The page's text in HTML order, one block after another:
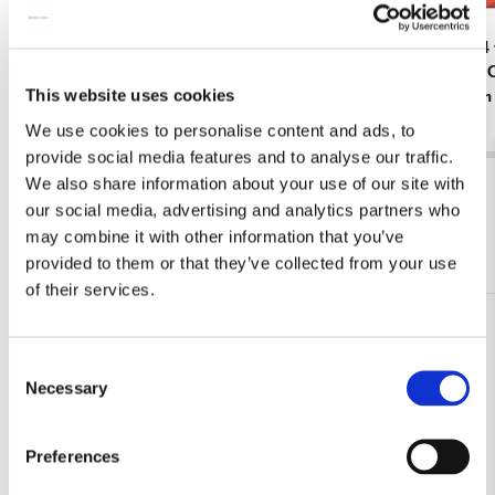
This website uses cookies
We use cookies to personalise content and ads, to
provide social media features and to analyse our traffic.
We also share information about your use of our site with
our social media, advertising and analytics partners who
may combine it with other information that you’ve
provided to them or that they’ve collected from your use
of their services.
Selection
Necessary
Preferences
€ 7,99
L-mapje
and White
Amsterdam
€ 3,50
Bekijk alles van Opbergmappen
Meer van Insteekmappen A4-formaat
verlanglijst